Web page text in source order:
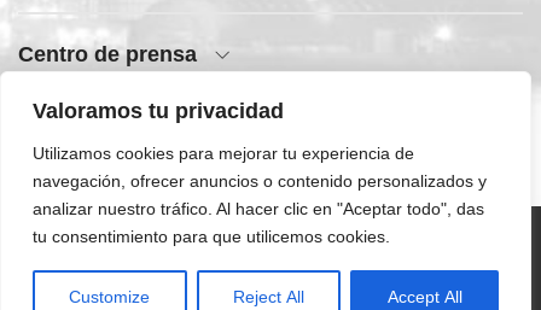
Valoramos tu privacidad
Utilizamos cookies para mejorar tu experiencia de
navegación, ofrecer anuncios o contenido personalizados y
analizar nuestro tráfico. Al hacer clic en "Aceptar todo", das
tu consentimiento para que utilicemos cookies.
Customize Reject All Accept All
Centro de prensa
Acceso rápido
©SQM 2026 | Todos
los derechos
reservados